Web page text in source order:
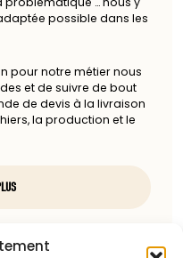
possible dans les
pour notre métier nous
et de suivre de bout
de devis à la livraison
la production et le